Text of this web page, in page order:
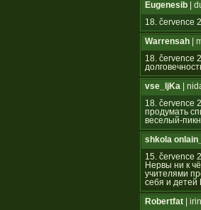
Eugenesib |
18. července
Warrensah |
18. července
vse_ljKa |
18. července
продумать
веселый-
shkola
15. července
Нервы ни к
учителями
себя и
Robertfat |